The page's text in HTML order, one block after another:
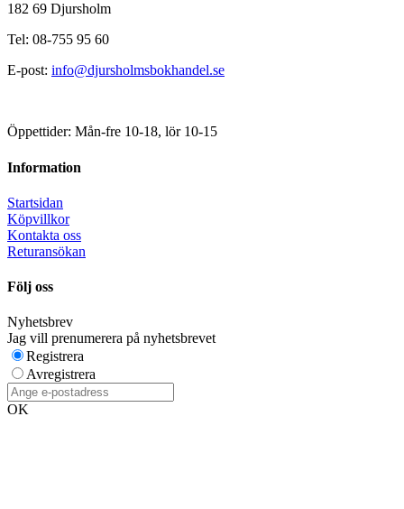
182 69 Djursholm
Tel: 08-755 95 60
E-post: info@djursholmsbokhandel.se
Öppettider: Mån-fre 10-18, lör 10-15
Information
Startsidan
Köpvillkor
Kontakta oss
Returansökan
Följ oss
Nyhetsbrev
Jag vill prenumerera på nyhetsbrevet
Registrera
Avregistrera
OK